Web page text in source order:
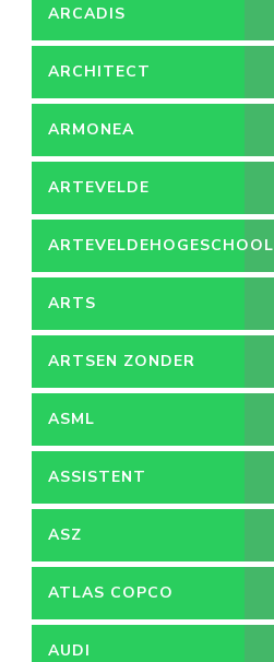
ARCADIS
ARCHITECT
ARMONEA
ARTEVELDE
ARTEVELDEHOGESCHOOL
ARTS
ARTSEN ZONDER
GRENZEN
ASML
ASSISTENT
ACCOUNTANT
ASZ
ATLAS COPCO
AUDI